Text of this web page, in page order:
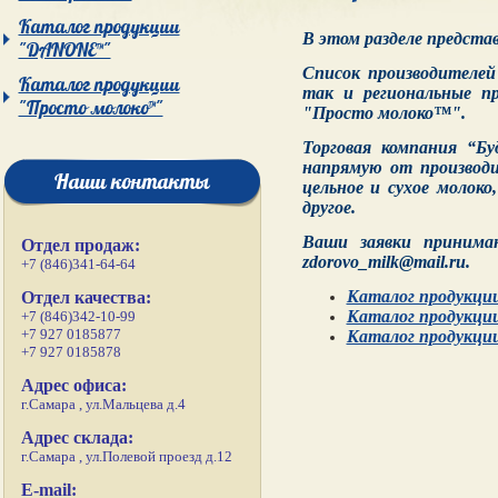
Каталог продукции
"DANONE™"
Каталог продукции
"Просто молоко™"
Наши контакты
Отдел продаж:
+7 (846)341-64-64
Отдел качества:
+7 (846)342-10-99
+7 927 0185877
+7 927 0185878
Адрес офиса:
г.Самара , ул.Мальцева д.4
Адрес склада:
г.Самара , ул.Полевой проезд д.12
E-mail:
В этом разделе
Список
так и региональные
"Просто молоко™".
Торговая компания
напрямую от
цельное и сухое
другое.
Ваши заявки
zdorovo_milk@mail.ru.
Каталог
Каталог
Каталог